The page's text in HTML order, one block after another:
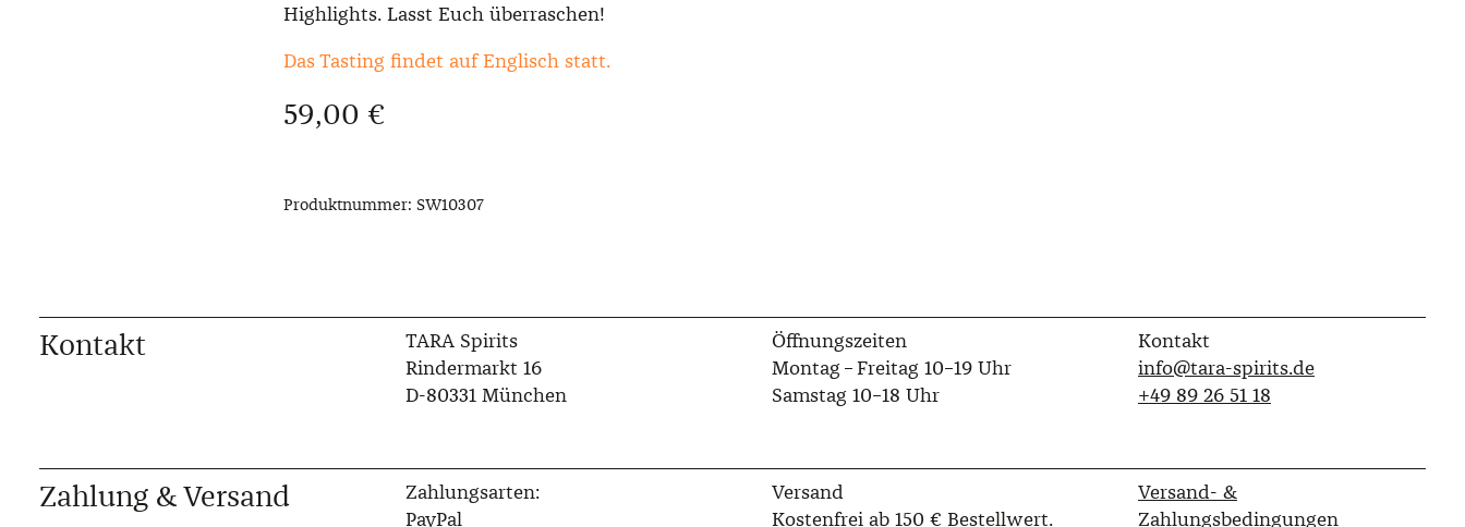
Highlights. Lasst Euch überraschen!
Das Tasting findet auf Englisch statt.
Regulärer Preis:
59,00 €
Produktnummer: SW10307
Kontakt
TARA Spirits
Rindermarkt 16
D-80331 München
Öffnungszeiten
Montag – Freitag 10–19 Uhr
Samstag 10–18 Uhr
Kontakt
info@tara-spirits.de
‭+49 89 26 51 18‬
Zahlung & Versand
Zahlungsarten:
PayPal
Versand
Kostenfrei ab 150 € Bestellwert.
Versand- &
Zahlungsbedingungen